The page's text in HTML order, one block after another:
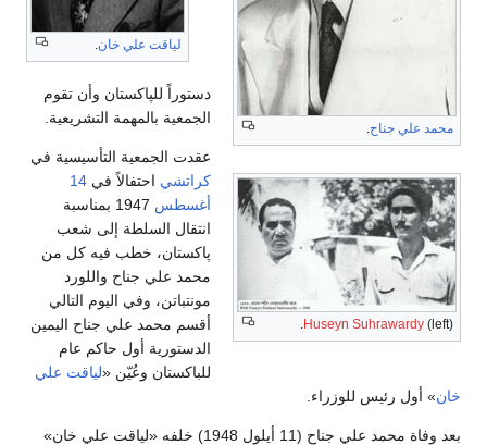
محمد علي جناح.
لياقت علي خان.
Huseyn Suhrawardy (left).
دستوراً للپاكستان وأن تقوم
الجمعية بالمهمة التشريعية.
عقدت الجمعية التأسيسية في
كراتشي احتفالاً في 14
أغسطس
1947 بمناسبة
انتقال السلطة إلى شعب
پاكستان، خطب فيه كل من
محمد علي جناح واللورد
مونتباتن، وفي اليوم التالي
أقسم محمد علي جناح اليمين
الدستورية أول حاكم عام
للباكستان وعُيّن «لياقت علي
خان» أول رئيس للوزراء.
بعد وفاة محمد علي جناح (11 أيلول 1948) خلفه «لياقت علي خان»